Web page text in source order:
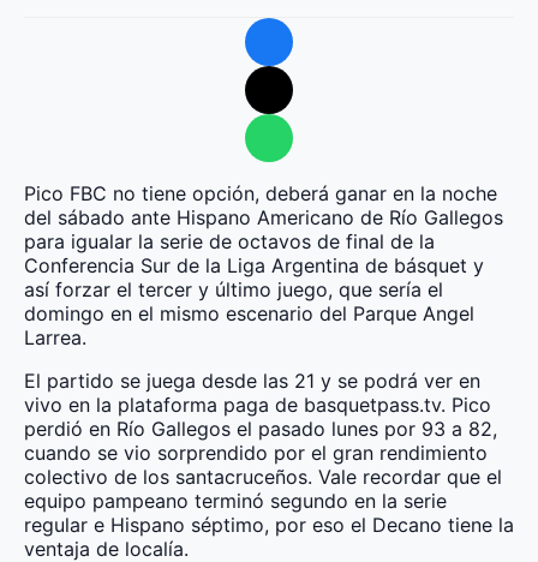
Pico FBC no tiene opción, deberá ganar en la noche
del sábado ante Hispano Americano de Río Gallegos
para igualar la serie de octavos de final de la
Conferencia Sur de la Liga Argentina de básquet y
así forzar el tercer y último juego, que sería el
domingo en el mismo escenario del Parque Angel
Larrea.
El partido se juega desde las 21 y se podrá ver en
vivo en la plataforma paga de basquetpass.tv. Pico
perdió en Río Gallegos el pasado lunes por 93 a 82,
cuando se vio sorprendido por el gran rendimiento
colectivo de los santacruceños. Vale recordar que el
equipo pampeano terminó segundo en la serie
regular e Hispano séptimo, por eso el Decano tiene la
ventaja de localía.